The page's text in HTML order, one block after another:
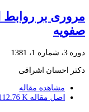
مروری بر روابط
صفویه
دوره 3، شماره 1، 1381
دکتر احسان اشراقی
مشاهده مقاله
اصل مقاله K